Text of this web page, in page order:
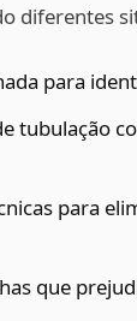
diferentes
para
tubulação
para
que